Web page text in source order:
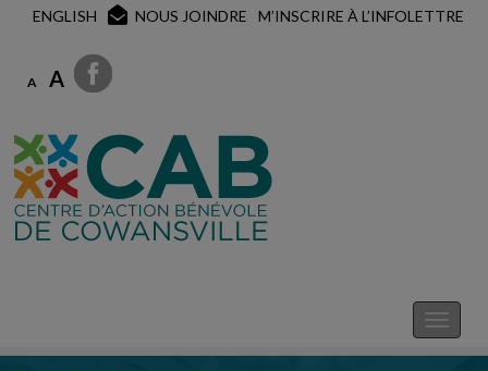
ENGLISH NOUS JOINDRE M’INSCRIRE À L’INFOLETTRE
A A